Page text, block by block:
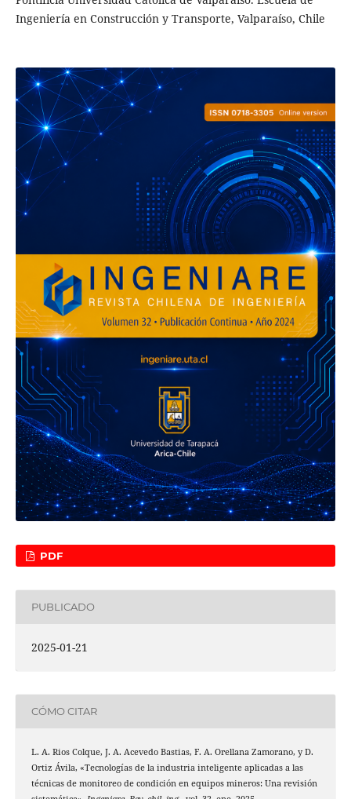
Ingeniería en Construcción y Transporte, Valparaíso, Chile
PDF
PUBLICADO
2025-01-21
CÓMO CITAR
L. A. Rios Colque, J. A. Acevedo Bastias, F. A. Orellana Zamorano, y D.
Ortiz Ávila, «Tecnologías de la industria inteligente aplicadas a las
técnicas de monitoreo de condición en equipos mineros: Una revisión